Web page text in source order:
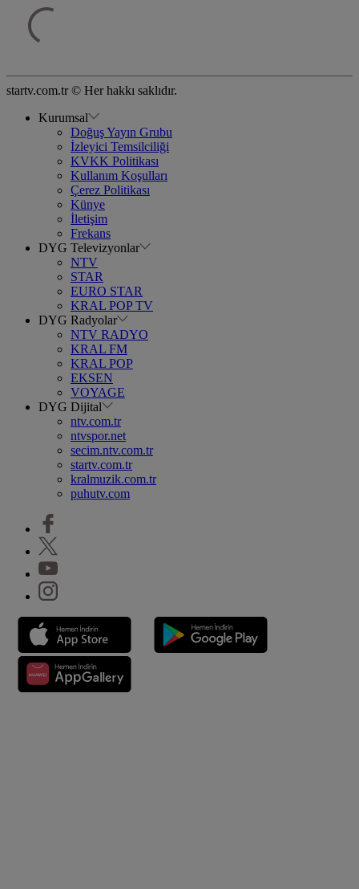
startv.com.tr © Her hakkı saklıdır.
Kurumsal
Doğuş Yayın Grubu
İzleyici Temsilciliği
KVKK Politikası
Kullanım Koşulları
Çerez Politikası
Künye
İletişim
Frekans
DYG Televizyonlar
NTV
STAR
EURO STAR
KRAL POP TV
DYG Radyolar
NTV RADYO
KRAL FM
KRAL POP
EKSEN
VOYAGE
DYG Dijital
ntv.com.tr
ntvspor.net
secim.ntv.com.tr
startv.com.tr
kralmuzik.com.tr
puhutv.com